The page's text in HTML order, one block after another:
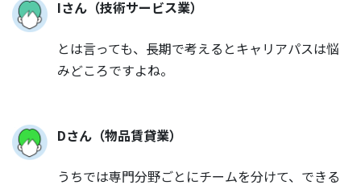
Iさん（技術サービス業）
とは言っても、長期で考えるとキャリアパスは悩
みどころですよね。
Dさん（物品賃貸業）
うちでは専門分野ごとにチームを分けて、できる